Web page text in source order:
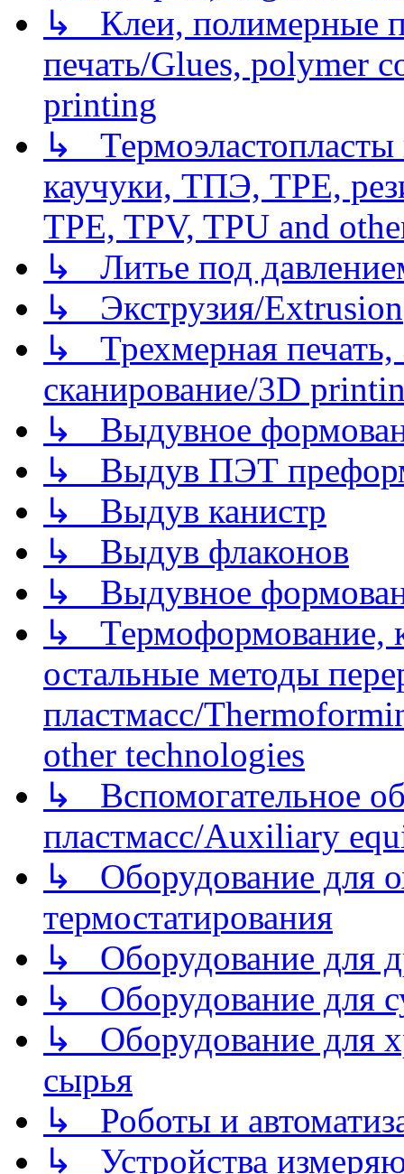
↳ Клеи, полимерные
печать/Glues, polymer
printing
↳
каучуки, ТПЭ, TPE,
TPE, TPV, TPU and
↳ Литье под
↳ Экструзия/Extrusion
↳ Трехмерная
сканирование/3D
↳ Выдувное
↳ Выдув ПЭТ
↳ Выдув канистр
↳ Выдув флаконов
↳ Выдувное
↳ Термоформование,
остальные методы
пластмасс/
other technologies
↳ Вспомогательное
пластмасс/Auxiliary
↳ Оборудование для
термостатирования
↳ Оборудование для
↳ Оборудование для
↳ Оборудование для
сырья
↳ Роботы и
↳ Устройства